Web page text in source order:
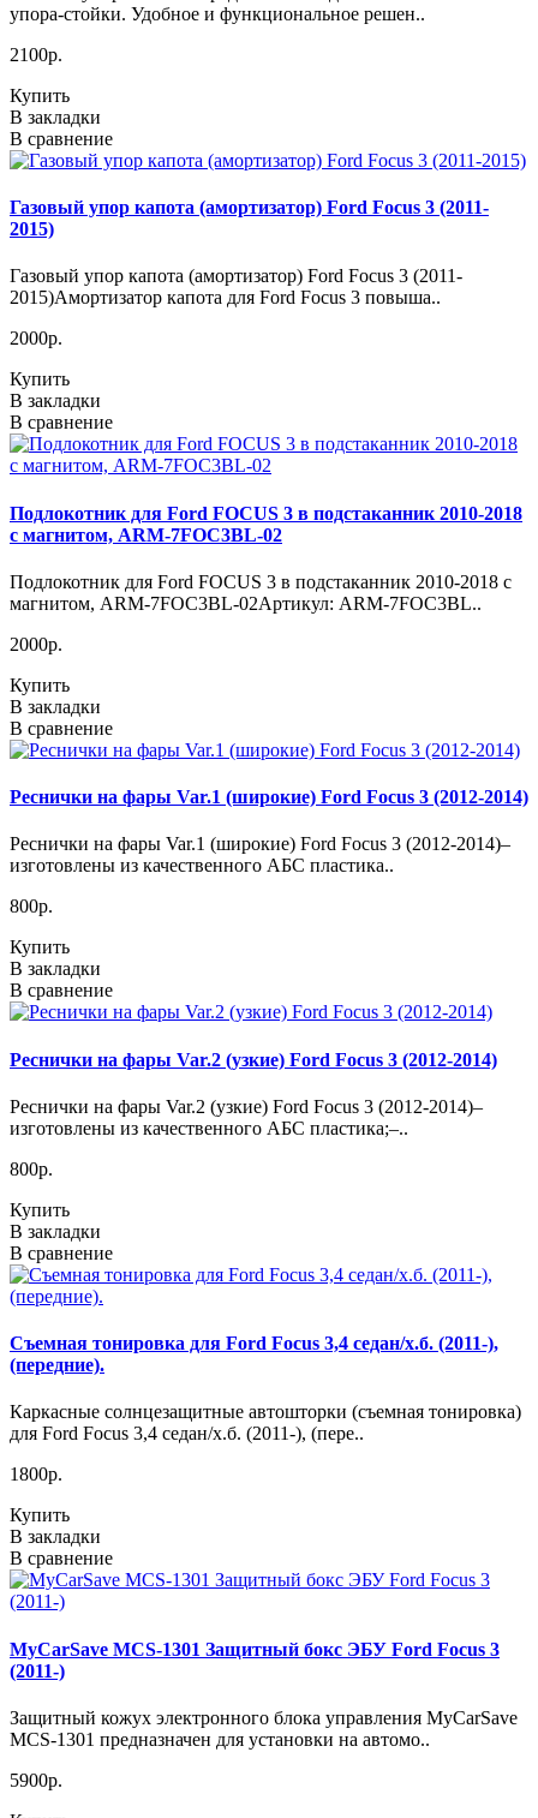
упора-стойки. Удобное и функциональное решен..
2100р.
Купить
В закладки
В сравнение
Газовый упор капота (амортизатор) Ford Focus 3 (2011-
2015)
Газовый упор капота (амортизатор) Ford Focus 3 (2011-
2015)Амортизатор капота для Ford Focus 3 повыша..
2000р.
Купить
В закладки
В сравнение
Подлокотник для Ford FOCUS 3 в подстаканник 2010-2018
с магнитом, ARM-7FOC3BL-02
Подлокотник для Ford FOCUS 3 в подстаканник 2010-2018 с
магнитом, ARM-7FOC3BL-02Артикул: ARM-7FOC3BL..
2000р.
Купить
В закладки
В сравнение
Реснички на фары Var.1 (широкие) Ford Focus 3 (2012-2014)
Реснички на фары Var.1 (широкие) Ford Focus 3 (2012-2014)–
изготовлены из качественного АБС пластика..
800р.
Купить
В закладки
В сравнение
Реснички на фары Var.2 (узкие) Ford Focus 3 (2012-2014)
Реснички на фары Var.2 (узкие) Ford Focus 3 (2012-2014)–
изготовлены из качественного АБС пластика;–..
800р.
Купить
В закладки
В сравнение
Съемная тонировка для Ford Focus 3,4 седан/х.б. (2011-),
(передние).
Каркасные солнцезащитные автошторки (съемная тонировка)
для Ford Focus 3,4 седан/х.б. (2011-), (пере..
1800р.
Купить
В закладки
В сравнение
MyCarSave MCS-1301 Защитный бокс ЭБУ Ford Focus 3
(2011-)
Защитный кожух электронного блока управления MyCarSave
MCS-1301 предназначен для установки на автомо..
5900р.